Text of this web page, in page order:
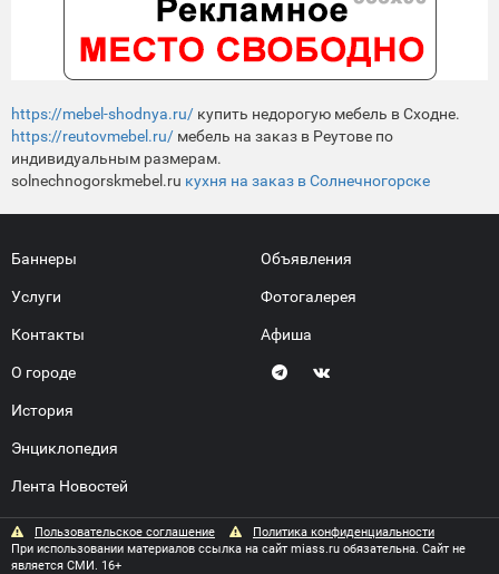
https://mebel-shodnya.ru/ купить недорогую мебель в Сходне.
https://reutovmebel.ru/ мебель на заказ в Реутове по
индивидуальным размерам.
solnechnogorskmebel.ru кухня на заказ в Солнечногорске
Баннеры
Услуги
Контакты
О городе
История
Энциклопедия
Лента Новостей
Объявления
Фотогалерея
Афиша
Пользовательское соглашение
Политика конфиденциальности
При использовании материалов ссылка на сайт miass.ru обязательна. Сайт не
является СМИ. 16+